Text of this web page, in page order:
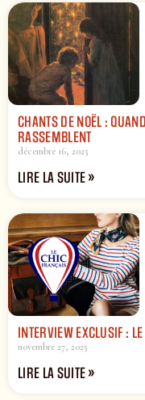
CHANTS DE NOËL :
RASSEMBLENT
décembre 16, 2025
LIRE LA SUITE »
INTERVIEW EXCLUSIF :
novembre 27, 2025
LIRE LA SUITE »